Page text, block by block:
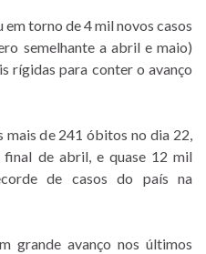
torno de 4 mil novos casos
semelhante a abril e maio)
rígidas para conter o avanço
mais de 241 óbitos no dia 22,
de abril, e quase 12 mil
de casos do país na
grande avanço nos últimos